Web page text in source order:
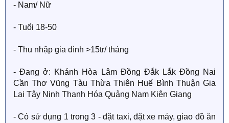
- Nam/ Nữ
- Tuổi 18-50
- Thu nhập gia đình >15tr/ tháng
- Đang ở: Khánh Hòa Lâm Đồng Đắk Lắk Đồng Nai
Cần Thơ Vũng Tàu Thừa Thiên Huế Bình Thuận Gia
Lai Tây Ninh Thanh Hóa Quảng Nam Kiên Giang
- Có sử dụng 1 trong 3 - đặt taxi, đặt xe máy, giao đồ ăn